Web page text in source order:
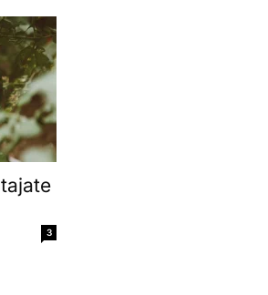
3